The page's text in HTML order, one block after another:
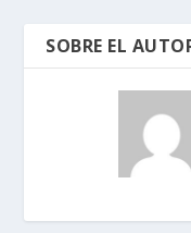
SOBRE EL